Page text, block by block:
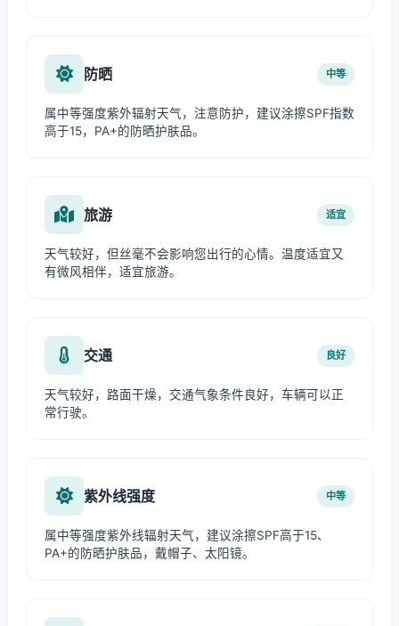
防晒 中等
属中等强度紫外辐射天气，注意防护，建议涂擦SPF指数
高于15，PA+的防晒护肤品。
旅游 适宜
天气较好，但丝毫不会影响您出行的心情。温度适宜又
有微风相伴，适宜旅游。
交通 良好
天气较好，路面干燥，交通气象条件良好，车辆可以正
常行驶。
紫外线强度 中等
属中等强度紫外线辐射天气，建议涂擦SPF高于15、
PA+的防晒护肤品，戴帽子、太阳镜。